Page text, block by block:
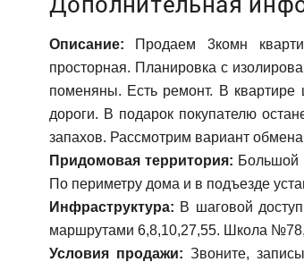
Описание: Продаем 3комн
просторная. Планировка с
поменяны. Есть ремонт. В
дороги. В подарок покупателю
запахов. Рассмотрим вариант
Придомовая территория: Большой
По периметру дома и в подъезде
Инфраструктура: В шаговой
маршрутами 6,8,10,27,55. Школа №78,
Условия продажи: Звоните,